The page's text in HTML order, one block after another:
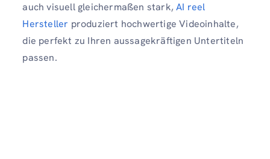
auch visuell gleichermaßen stark,AI reel
Hersteller produziert hochwertige Videoinhalte,
die perfekt zu Ihren aussagekräftigen Untertiteln
passen.